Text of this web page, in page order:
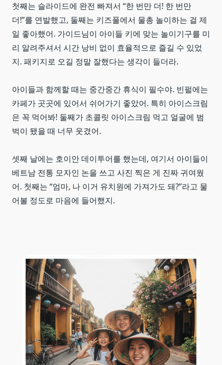
첫째는 슬라이드에 완전 빠져서 “한 번만 더! 한 번만
더!”를 연발했고, 둘째는 키즈풀에서 물총 놀이하는 걸 제
일 좋아했어. 가이드님이 아이들 키에 맞는 놀이기구를 미
리 알려주셔서 시간 낭비 없이 효율적으로 즐길 수 있었
지. 패키지로 오길 정말 잘했다는 생각이 들더라.
아이들과 함께할 때는 중간중간 휴식이 필수야. 빈펄에는
카페가 곳곳에 있어서 쉬어가기 좋았어. 특히 아이스크림
은 꼭 먹어봐! 둘째가 초콜릿 아이스크림 먹고 얼굴에 범
벅이 됐을 때 너무 웃겼어.
셋째 날에는 호이안 데이투어를 했는데, 여기서 아이들이
베트남 전통 모자인 논을 쓰고 사진 찍은 게 진짜 귀여웠
어. 첫째는 “엄마, 나 이거 유치원에 가져가도 돼?”라고 물
어볼 정도로 마음에 들어했지.